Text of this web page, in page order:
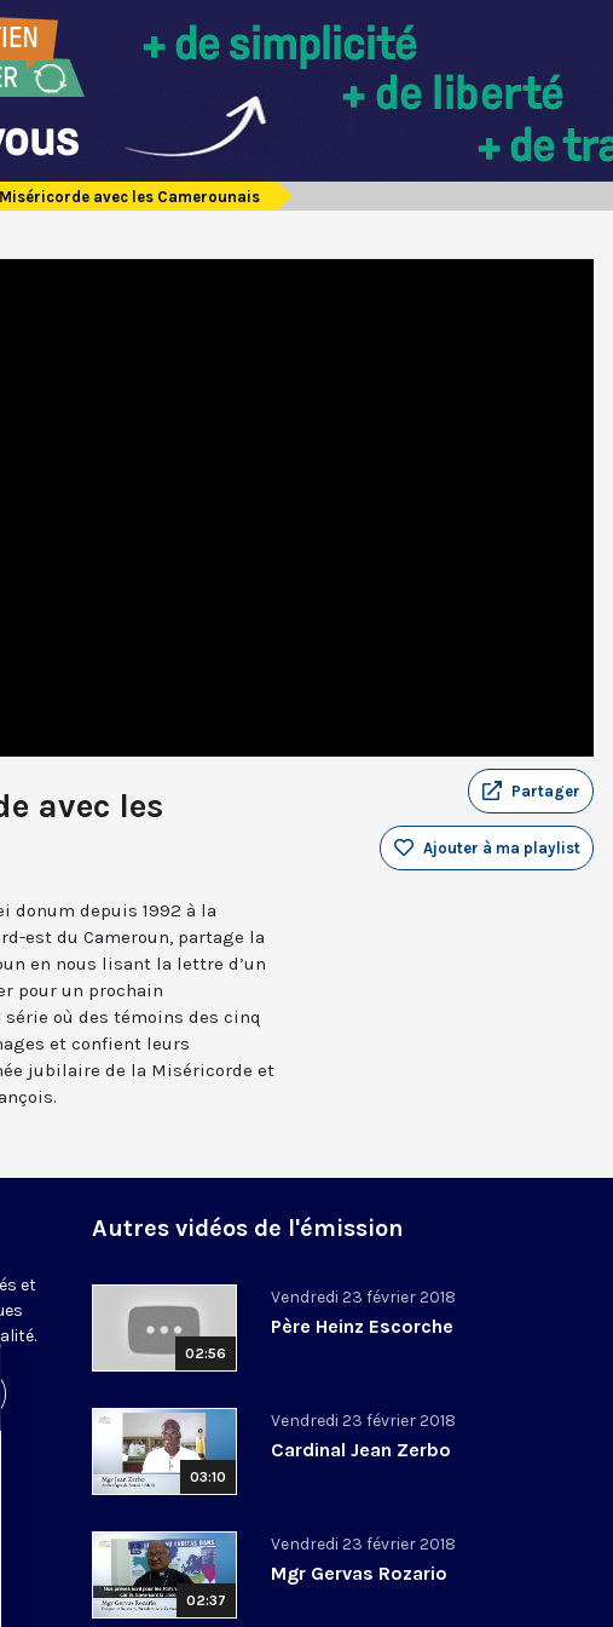
avec les Camerounais
avec les
Partager
Ajouter à ma playlist
donum depuis 1992 à la
est du Cameroun, partage la
en nous lisant la lettre d’un
pour un prochain
série où des témoins des cinq
et confient leurs
jubilaire de la Miséricorde et
et
Autres vidéos de l'émission
02:56
Vendredi 23 février 2018
Père Heinz Escorche
03:10
Vendredi 23 février 2018
Cardinal Jean Zerbo
02:37
Vendredi 23 février 2018
Mgr Gervas Rozario